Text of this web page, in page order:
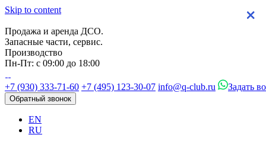
Skip to content
Продажа и аренда ДСО.
Запасные части, сервис.
Производство
Пн-Пт: с 09:00 до 18:00
+7 (930) 333-71-60 +7 (495) 123-30-07 info@q-club.ru Задать
Обратный звонок
EN
RU
×
×
×
×